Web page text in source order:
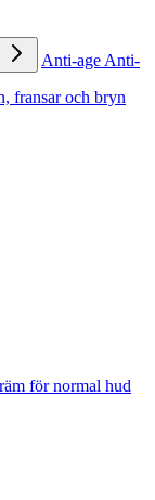
Anti-age Anti-
fransar och bryn
för normal hud